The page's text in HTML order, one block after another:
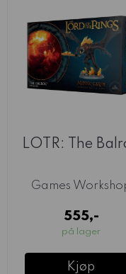
LOTR: The
Games
555,-
på lager
Kjøp